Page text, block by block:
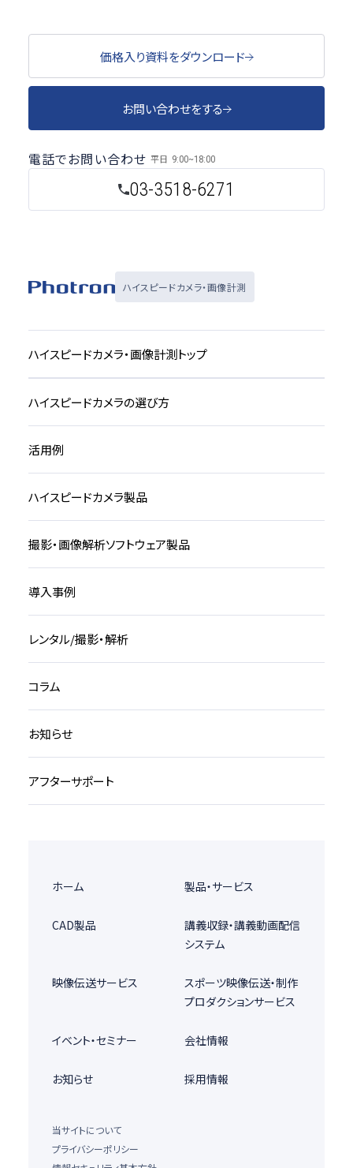
価格入り資料をダウンロード
お問い合わせをする
03-3518-6271
電話でお問い合わせ 平日 9:00~18:00
ハイスピードカメラ・画像計測
ハイスピードカメラ・画像計測トップ
ハイスピードカメラの選び方
活用例
ハイスピードカメラ製品
撮影・画像解析ソフトウェア製品
導入事例
レンタル/撮影・解析
コラム
お知らせ
アフターサポート
ホーム 製品・サービス
CAD製品
講義収録・講義動画配信
システム
映像伝送サービス
スポーツ映像伝送・制作
プロダクションサービス
イベント・セミナー 会社情報
お知らせ 採用情報
当サイトについて
プライバシーポリシー